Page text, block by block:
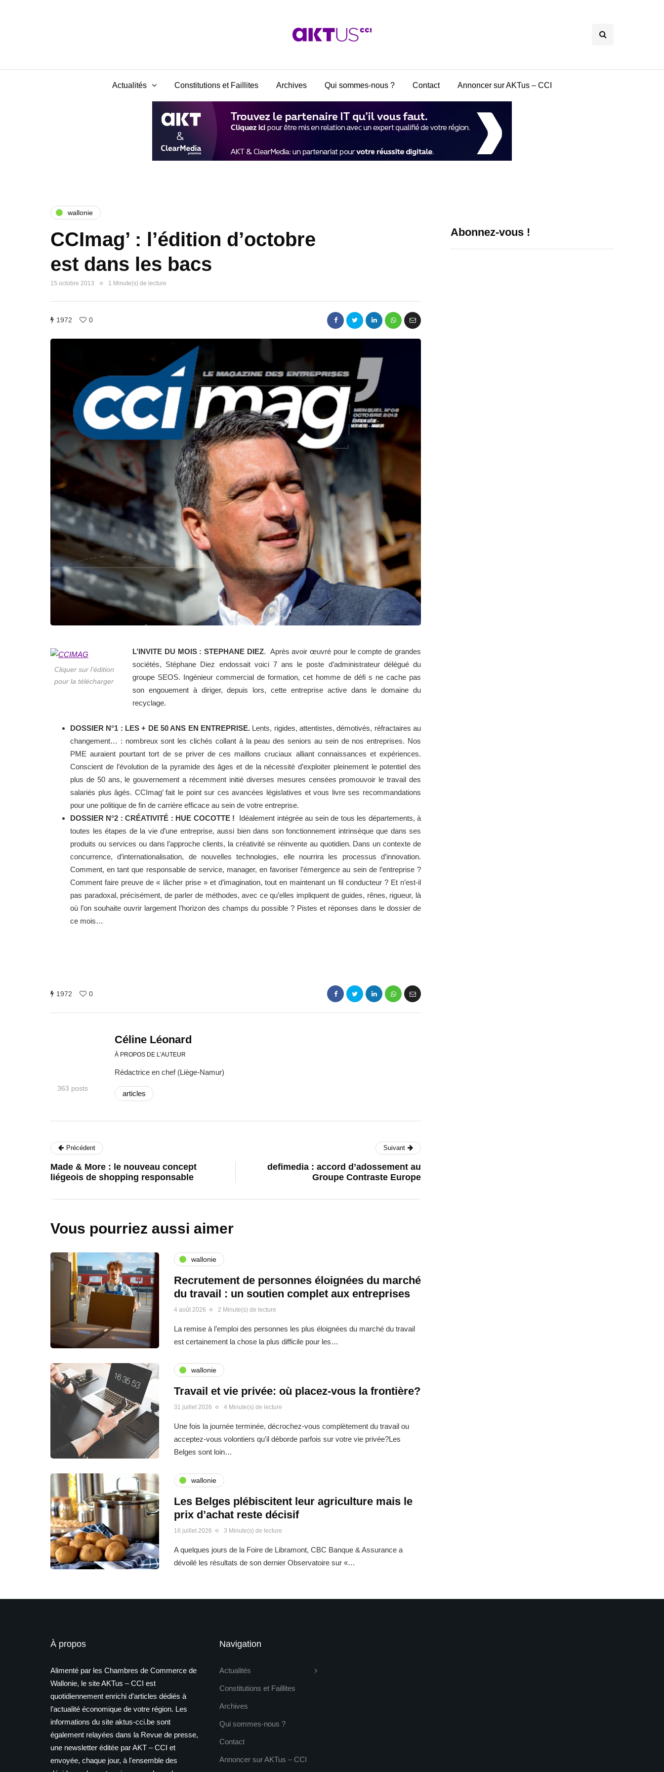
Actualités Constitutions et Faillites Archives Qui sommes-nous ? Contact Annoncer sur AKTus – CCI
wallonie
CCImag’ : l’édition d’octobre
est dans les bacs
15 octobre 2013 1 Minute(s) de lecture
1972 0
Cliquer sur l’édition
pour la télécharger
L’INVITE DU MOIS : STEPHANE DIEZ. Après avoir œuvré pour le compte de grandes
sociétés, Stéphane Diez endossait voici 7 ans le poste d’administrateur délégué du
groupe SEOS. Ingénieur commercial de formation, cet homme de défi s ne cache pas
son engouement à diriger, depuis lors, cette entreprise active dans le domaine du
recyclage.
DOSSIER N°1 : LES + DE 50 ANS EN ENTREPRISE. Lents, rigides, attentistes, démotivés, réfractaires au
changement… : nombreux sont les clichés collant à la peau des seniors au sein de nos entreprises. Nos
PME auraient pourtant tort de se priver de ces maillons cruciaux alliant connaissances et expériences.
Conscient de l’évolution de la pyramide des âges et de la nécessité d’exploiter pleinement le potentiel des
plus de 50 ans, le gouvernement a récemment initié diverses mesures censées promouvoir le travail des
salariés plus âgés. CCImag’ fait le point sur ces avancées législatives et vous livre ses recommandations
pour une politique de fin de carrière efficace au sein de votre entreprise.
DOSSIER N°2 : CRÉATIVITÉ : HUE COCOTTE !
Idéalement intégrée au sein de tous les départements, à
toutes les étapes de la vie d’une entreprise, aussi bien dans son fonctionnement intrinsèque que dans ses
produits ou services ou dans l’approche clients, la créativité se réinvente au quotidien. Dans un contexte de
concurrence, d’internationalisation, de nouvelles technologies, elle nourrira les processus d’innovation.
Comment, en tant que responsable de service, manager, en favoriser l’émergence au sein de l’entreprise ?
Comment faire preuve de « lâcher prise » et d’imagination, tout en maintenant un fil conducteur ? Et n’est-il
pas paradoxal, précisément, de parler de méthodes, avec ce qu’elles impliquent de guides, rênes, rigueur, là
où l’on souhaite ouvrir largement l’horizon des champs du possible ? Pistes et réponses dans le dossier de
ce mois…
1972 0
Abonnez-vous !
363 posts
Céline Léonard
À PROPOS DE L’AUTEUR
Rédactrice en chef (Liège-Namur)
articles
Précédent
Made & More : le nouveau concept
liégeois de shopping responsable
Suivant
defimedia : accord d’adossement au
Groupe Contraste Europe
Vous pourriez aussi aimer
wallonie
Recrutement de personnes éloignées du marché
du travail : un soutien complet aux entreprises
4 août 2026 2 Minute(s) de lecture
La remise à l’emploi des personnes les plus éloignées du marché du travail
est certainement la chose la plus difficile pour les…
wallonie
Travail et vie privée: où placez-vous la frontière?
31 juillet 2026 4 Minute(s) de lecture
Une fois la journée terminée, décrochez-vous complètement du travail ou
acceptez-vous volontiers qu’il déborde parfois sur votre vie privée?Les
Belges sont loin…
wallonie
Les Belges plébiscitent leur agriculture mais le
prix d’achat reste décisif
16 juillet 2026 3 Minute(s) de lecture
A quelques jours de la Foire de Libramont, CBC Banque & Assurance a
dévoilé les résultats de son dernier Observatoire sur «…
À propos
Alimenté par les Chambres de Commerce de
Wallonie, le site AKTus – CCI est
quotidiennement enrichi d’articles dédiés à
l’actualité économique de votre région. Les
informations du site aktus-cci.be sont
également relayées dans la Revue de presse,
une newsletter éditée par AKT – CCI et
envoyée, chaque jour, à l'ensemble des
Navigation
Actualités
Constitutions et Faillites
Archives
Qui sommes-nous ?
Contact
Annoncer sur AKTus – CCI